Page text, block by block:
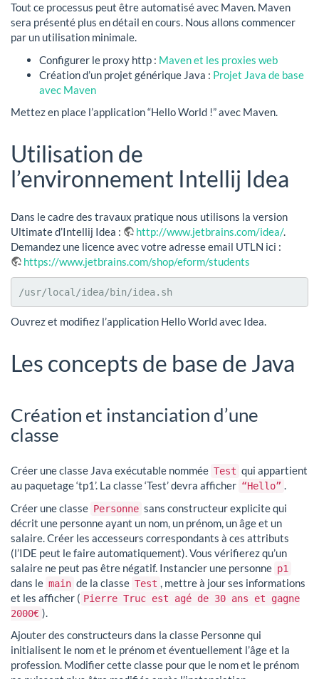
Tout ce processus peut être automatisé avec Maven. Maven
sera présenté plus en détail en cours. Nous allons commencer
par un utilisation minimale.
Configurer le proxy http : Maven et les proxies web
Création d’un projet générique Java : Projet Java de base
avec Maven
Mettez en place l’application “Hello World !” avec Maven.
Utilisation de
l’environnement Intellij Idea
Dans le cadre des travaux pratique nous utilisons la version
Ultimate d’Intellij Idea :
http://www.jetbrains.com/idea/.
Demandez une licence avec votre adresse email UTLN ici :
https://www.jetbrains.com/shop/eform/students
/usr/local/idea/bin/idea.sh
Ouvrez et modifiez l’application Hello World avec Idea.
Les concepts de base de Java
Création et instanciation d’une
classe
Créer une classe Java exécutable nommée Test qui appartient
au paquetage ‘tp1’. La classe ‘Test’ devra afficher “Hello” .
Créer une classe Personne sans constructeur explicite qui
décrit une personne ayant un nom, un prénom, un âge et un
salaire. Créer les accesseurs correspondants à ces attributs
(l’IDE peut le faire automatiquement). Vous vérifierez qu’un
salaire ne peut pas être négatif. Instancier une personne p1
dans le main de la classe Test , mettre à jour ses informations
et les afficher ( Pierre Truc est agé de 30 ans et gagne
2000€ ).
Ajouter des constructeurs dans la classe Personne qui
initialisent le nom et le prénom et éventuellement l’âge et la
profession. Modifier cette classe pour que le nom et le prénom